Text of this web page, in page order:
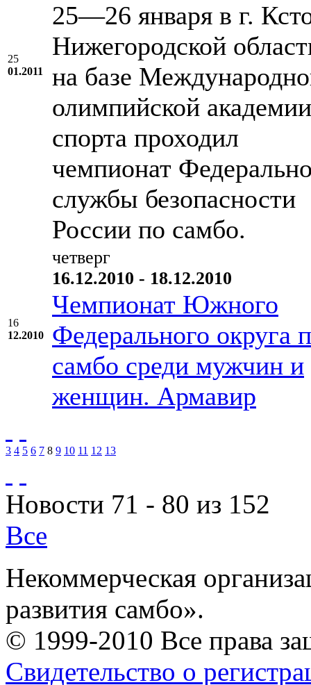
25
01.2011
25—26 января в г.
Нижегородской
на базе
олимпийской академии
спорта проходил
чемпионат
службы безопасности
России по самбо.
16
12.2010
четверг
16.12.2010 - 18.12.2010
Чемпионат Южного
Федерального округа
самбо среди мужчин и
женщин. Армавир
3 4 5 6 7 8 9 10 11 12 13
Новости 71 - 80 из 152
Все
Некоммерческая
развития самбо».
© 1999-2010 Все права
Свидетельство о